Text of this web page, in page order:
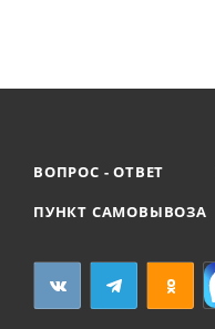
ВОПРОС - ОТВЕТ
ПУНКТ САМОВЫВОЗА